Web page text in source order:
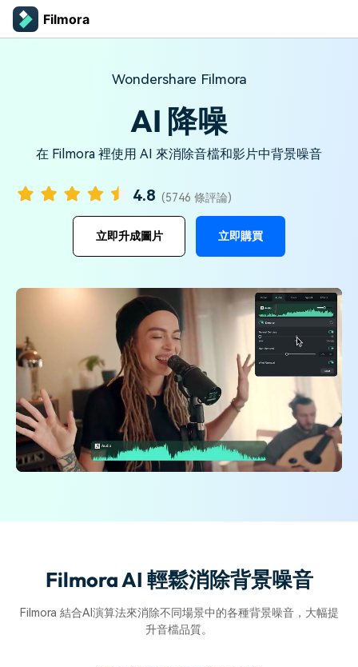
Filmora
Wondershare Filmora
AI 降噪
在 Filmora 裡使用 AI 來消除音檔和影片中背景噪音
4.8 (5746 條評論)
立即升成圖片 立即購買
Filmora AI 輕鬆消除背景噪音
Filmora 結合AI演算法來消除不同場景中的各種背景噪音，大幅提
升音檔品質。